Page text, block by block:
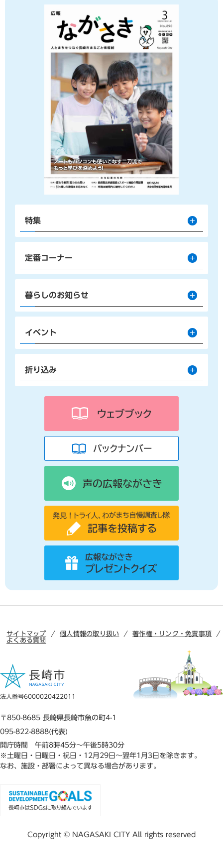
特集
定番コーナー
暮らしのお知らせ
イベント
折り込み
サイトマップ 個人情報の取り扱い
著作権・リンク・免責事項
よくある質問
法人番号6000020422011
〒850-8685 長崎県長崎市魚の町4-1
095-822-8888(代表)
開庁時間 午前8時45分～午後5時30分
※土曜日・日曜日・祝日・12月29日～翌年1月3日を除きます。
なお、施設・部署によって異なる場合があります。
Copyright © NAGASAKI CITY All rights reserved